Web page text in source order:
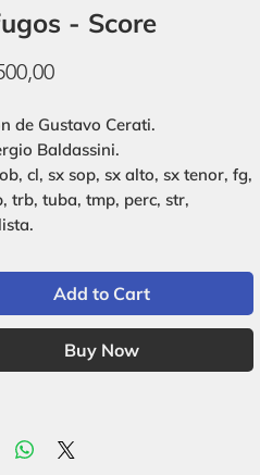
- Score
Price
de Gustavo Cerati.
Baldassini.
cl, sx sop, sx alto, sx tenor, fg,
trb, tuba, tmp, perc, str,
Add to Cart
Buy Now